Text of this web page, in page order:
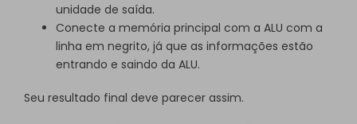
unidade de saída.
Conecte a memória principal com a ALU com a
linha em negrito, já que as informações estão
entrando e saindo da ALU.
Seu resultado final deve parecer assim.